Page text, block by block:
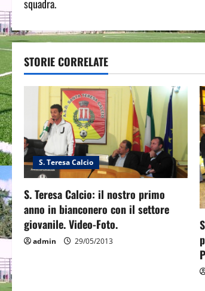
t
n
i
g
a
t
i
squadra.
STORIE CORRELATE
S. Teresa Calcio
S. Teresa Calcio: il nostro primo
anno in bianconero con il settore
giovanile. Video-Foto.
admin 29/05/2013